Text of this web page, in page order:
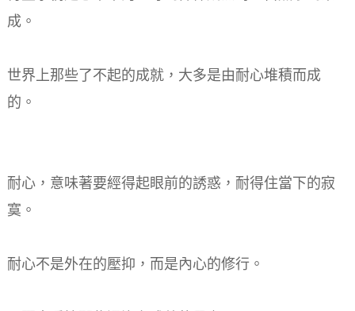
成。
世界上那些了不起的成就，大多是由耐心堆積而成
的。
耐心，意味著要經得起眼前的誘惑，耐得住當下的寂
寞。
耐心不是外在的壓抑，而是內心的修行。